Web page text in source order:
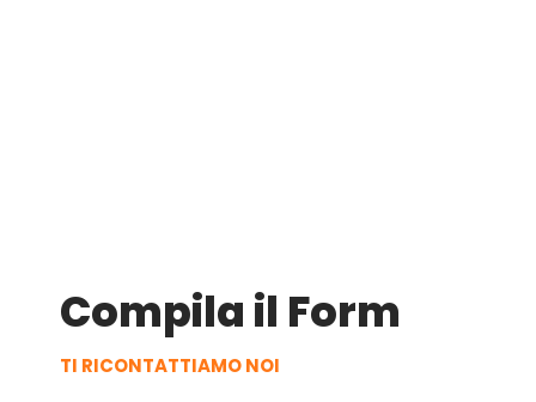
Compila il Form
TI RICONTATTIAMO NOI